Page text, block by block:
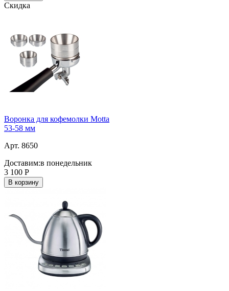
Скидка
Воронка для кофемолки Motta
53-58 мм
Арт. 8650
Доставим:в понедельник
3 100 Р
В корзину